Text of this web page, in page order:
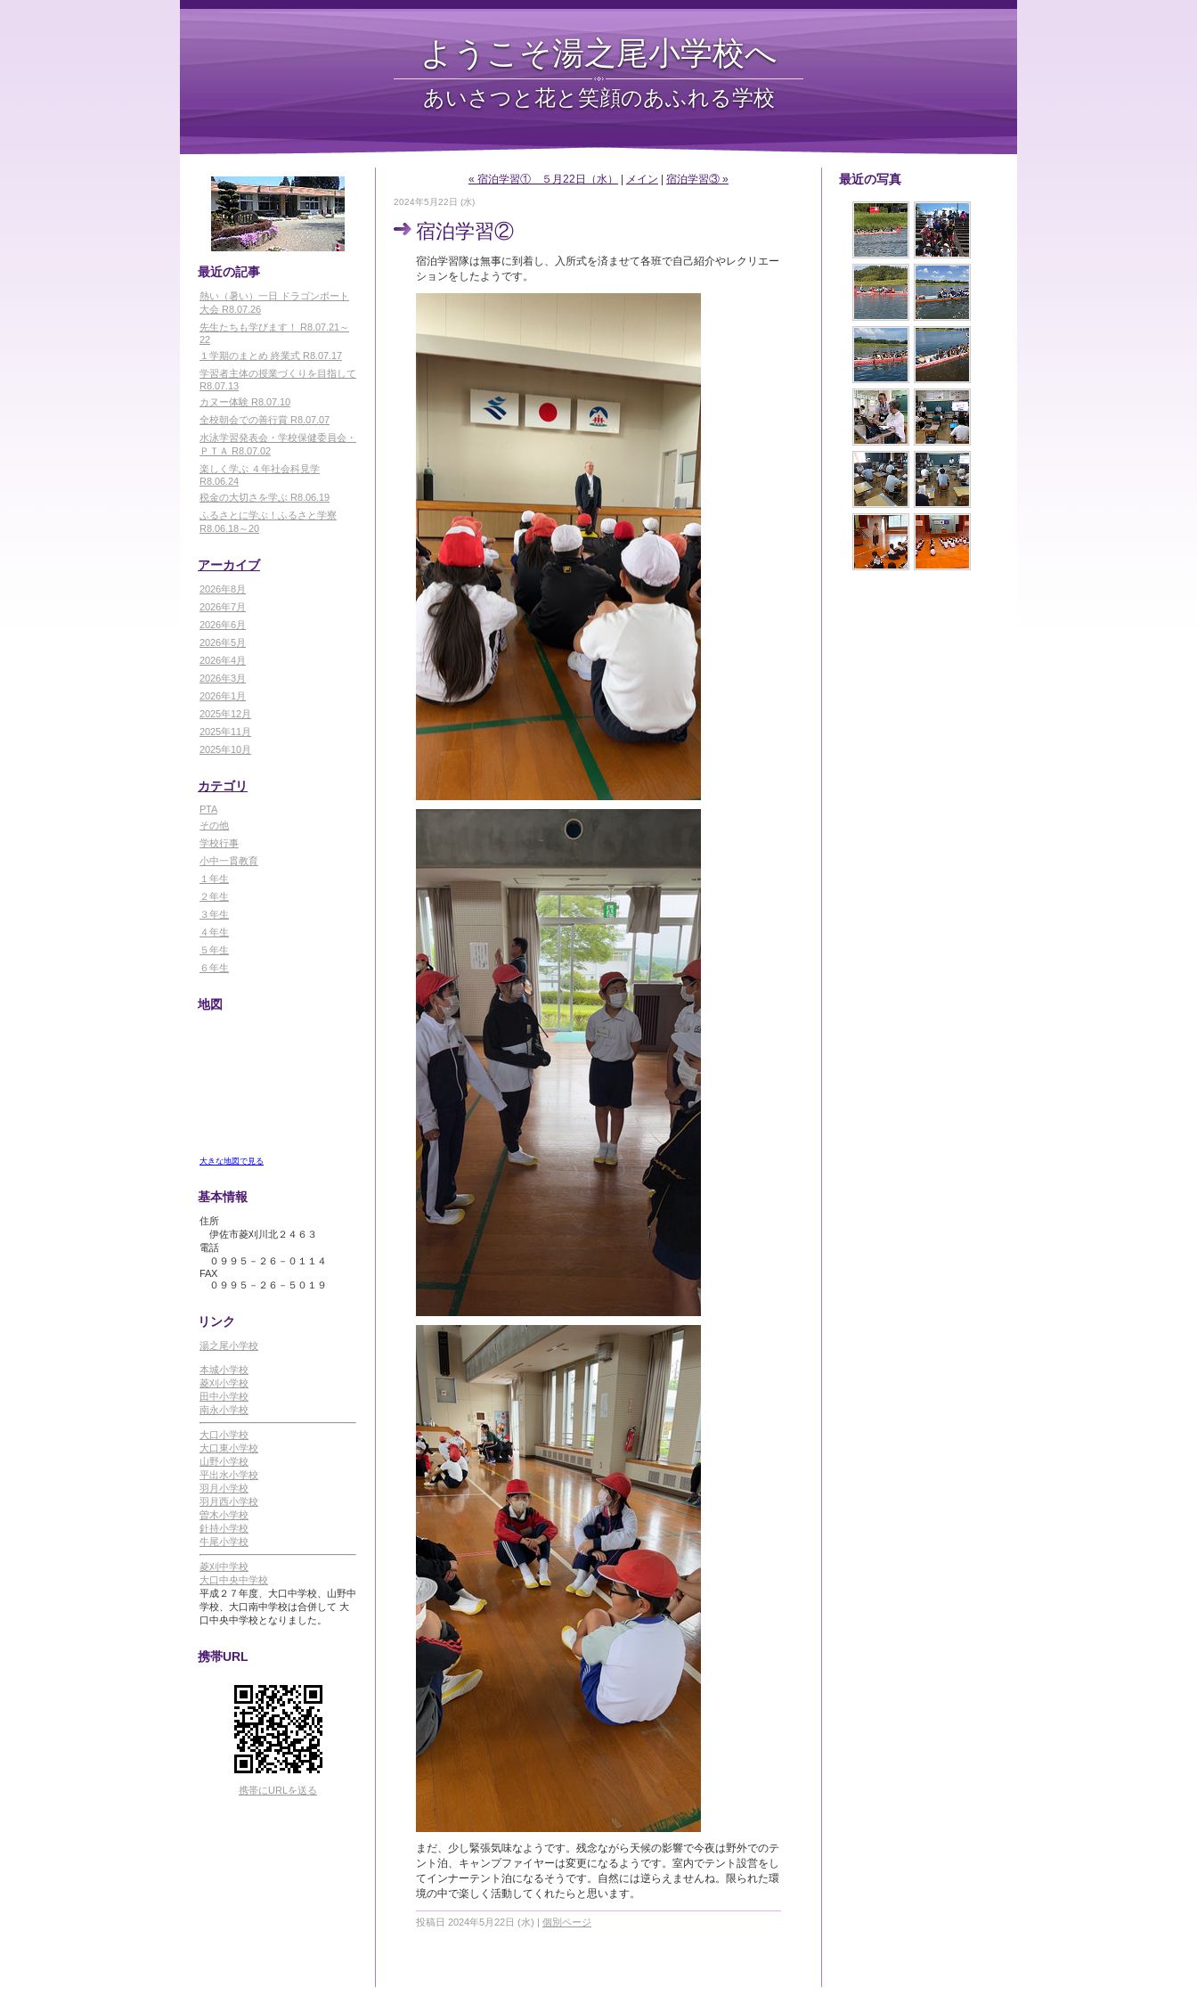
ようこそ湯之尾小学校へ
あいさつと花と笑顔のあふれる学校
最近の記事
熱い（暑い）一日 ドラゴンボート
大会 R8.07.26
先生たちも学びます！ R8.07.21～
22
１学期のまとめ 終業式 R8.07.17
学習者主体の授業づくりを目指して
R8.07.13
カヌー体験 R8.07.10
全校朝会での善行賞 R8.07.07
水泳学習発表会・学校保健委員会・
ＰＴＡ R8.07.02
楽しく学ぶ ４年社会科見学
R8.06.24
税金の大切さを学ぶ R8.06.19
ふるさとに学ぶ！ふるさと学寮
R8.06.18～20
アーカイブ
2026年8月
2026年7月
2026年6月
2026年5月
2026年4月
2026年3月
2026年1月
2025年12月
2025年11月
2025年10月
カテゴリ
PTA
その他
学校行事
小中一貫教育
１年生
２年生
３年生
４年生
５年生
６年生
地図
大きな地図で見る
基本情報
住所
伊佐市菱刈川北２４６３
電話
０９９５－２６－０１１４
FAX
０９９５－２６－５０１９
リンク
湯之尾小学校
本城小学校
菱刈小学校
田中小学校
南永小学校
大口小学校
大口東小学校
山野小学校
平出水小学校
羽月小学校
羽月西小学校
曽木小学校
針持小学校
牛尾小学校
菱刈中学校
大口中央中学校
平成２７年度、大口中学校、山野中
学校、大口南中学校は合併して 大
口中央中学校となりました。
携帯URL
携帯にURLを送る
« 宿泊学習① ５月22日（水） メイン 宿泊学習③ »
2024年5月22日 (水)
宿泊学習②
宿泊学習隊は無事に到着し、入所式を済ませて各班で自己紹介やレクリエー
ションをしたようです。
まだ、少し緊張気味なようです。残念ながら天候の影響で今夜は野外でのテ
ント泊、キャンプファイヤーは変更になるようです。室内でテント設営をし
てインナーテント泊になるそうです。自然には逆らえませんね。限られた環
境の中で楽しく活動してくれたらと思います。
投稿日 2024年5月22日 (水) | 個別ページ
最近の写真